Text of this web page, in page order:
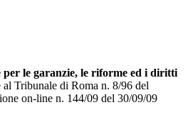
le garanzie, le riforme ed i diritti
Tribunale di Roma n. 8/96 del
on-line n. 144/09 del 30/09/09